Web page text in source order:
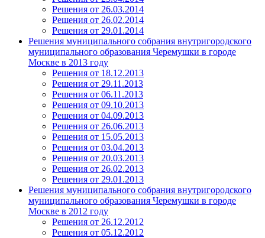
Решения от 26.03.2014
Решения от 26.02.2014
Решения от 29.01.2014
Решения муниципального собрания внутригородского
муниципального образования Черемушки в городе
Москве в 2013 году
Решения от 18.12.2013
Решения от 29.11.2013
Решения от 06.11.2013
Решения от 09.10.2013
Решения от 04.09.2013
Решения от 26.06.2013
Решения от 15.05.2013
Решения от 03.04.2013
Решения от 20.03.2013
Решения от 26.02.2013
Решения от 29.01.2013
Решения муниципального собрания внутригородского
муниципального образования Черемушки в городе
Москве в 2012 году
Решения от 26.12.2012
Решения от 05.12.2012